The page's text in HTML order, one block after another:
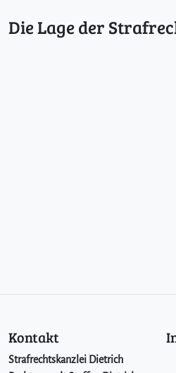
Die Lage der
Kontakt
Strafrechtskanzlei Dietrich